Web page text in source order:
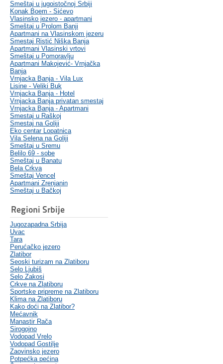
Smeštaj u jugoistočnoj Srbiji
Konak Boem - Sićevo
Vlasinsko jezero - apartmani
Smeštaj u Prolom Banji
Apartmani na Vlasinskom jezeru
Smestaj Ristić Niška Banja
Apartmani Vlasinski vrtovi
Smeštaj u Pomoravlju
Apartmani Makojević- Vrnjačka
Banja
Vrnjacka Banja - Vila Lux
Lisine - Veliki Buk
Vrnjacka Banja - Hotel
Vrnjacka Banja privatan smestaj
Vrnjacka Banja - Apartmani
Smestaj u Raškoj
Smestaj na Goliji
Eko centar Lopatnica
Vila Selena na Goliji
Smeštaj u Sremu
Belilo 69 - sobe
Smeštaj u Banatu
Bela Crkva
Smeštaj Vencel
Apartmani Zrenjanin
Smeštaj u Bačkoj
Regioni Srbije
Jugozapadna Srbija
Uvac
Tara
Perućačko jezero
Zlatibor
Seoski turizam na Zlatiboru
Selo Ljubiš
Selo Zakosi
Crkve na Zlatiboru
Sportske pripreme na Zlatiboru
Klima na Zlatiboru
Kako doći na Zlatibor?
Mećavnik
Manastir Rača
Sirogojno
Vodopad Vrelo
Vodopad Gostilje
Zaovinsko jezero
Potpećka pećina